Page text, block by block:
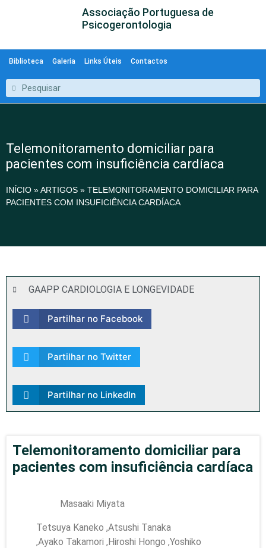
Associação Portuguesa de
Psicogerontologia
Biblioteca Galeria Links Úteis Contactos
Telemonitoramento domiciliar para
pacientes com insuficiência cardíaca
INÍCIO »ARTIGOS » TELEMONITORAMENTO DOMICILIAR PARA
PACIENTES COM INSUFICIÊNCIA CARDÍACA
GAAPP CARDIOLOGIA E LONGEVIDADE
Partilhar no Facebook
Partilhar no Twitter
Partilhar no LinkedIn
Telemonitoramento domiciliar para
pacientes com insuficiência cardíaca
Masaaki Miyata
Tetsuya Kaneko ,Atsushi Tanaka
,Ayako Takamori ,Hiroshi Hongo ,Yoshiko